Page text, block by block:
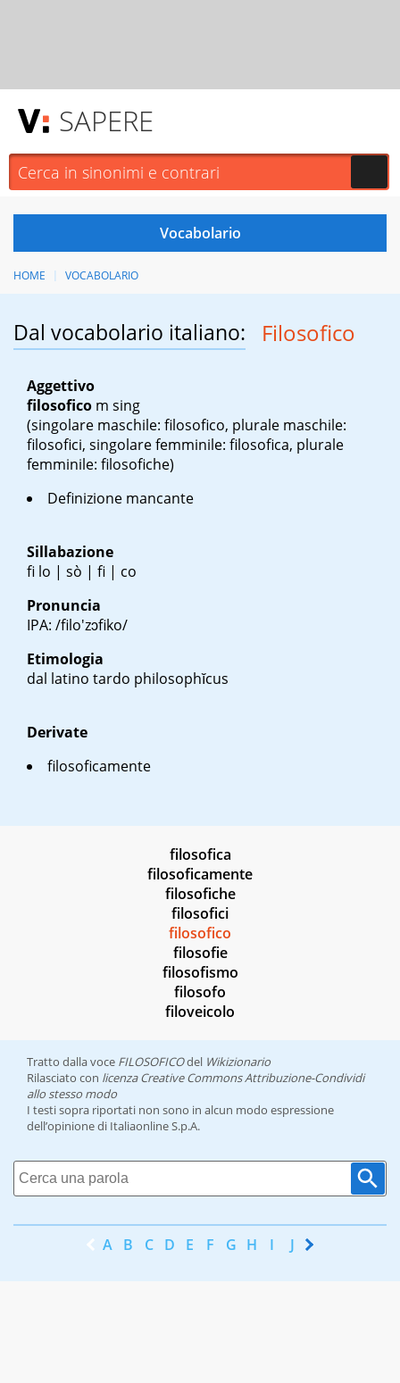
SAPERE
HOME VOCABOLARIO
Dal vocabolario italiano: Filosofico
Aggettivo
filosofico m sing
(singolare maschile: filosofico, plurale maschile:
filosofici, singolare femminile: filosofica, plurale
femminile: filosofiche)
Definizione mancante
Sillabazione
fi lo | sò | fi | co
Pronuncia
IPA: /filo'zɔfiko/
Etimologia
dal latino tardo philosophĭcus
Derivate
filosoficamente
filosofica
filosoficamente
filosofiche
filosofici
filosofico
filosofie
filosofismo
filosofo
filoveicolo
Tratto dalla voce FILOSOFICOdel Wikizionario
Rilasciato con licenza Creative Commons Attribuzione-Condividi
allo stesso modo
I testi sopra riportati non sono in alcun modo espressione
dell’opinione di Italiaonline S.p.A.
A B C D E F G H I J K